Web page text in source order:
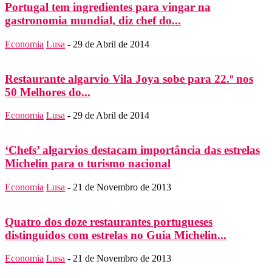
Portugal tem ingredientes para vingar na
gastronomia mundial, diz chef do...
Economia Lusa - 29 de Abril de 2014
Restaurante algarvio Vila Joya sobe para 22.º nos
50 Melhores do...
Economia Lusa - 29 de Abril de 2014
‘Chefs’ algarvios destacam importância das estrelas
Michelin para o turismo nacional
Economia Lusa - 21 de Novembro de 2013
Quatro dos doze restaurantes portugueses
distinguidos com estrelas no Guia Michelin...
Economia Lusa - 21 de Novembro de 2013